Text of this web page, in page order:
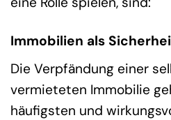
Immobilien als
Die Verpfändung einer
vermieteten Immobilie
häufigsten und